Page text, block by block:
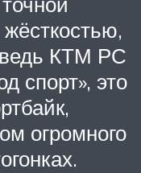
ведь КТМ РС
спорт», это
огромного